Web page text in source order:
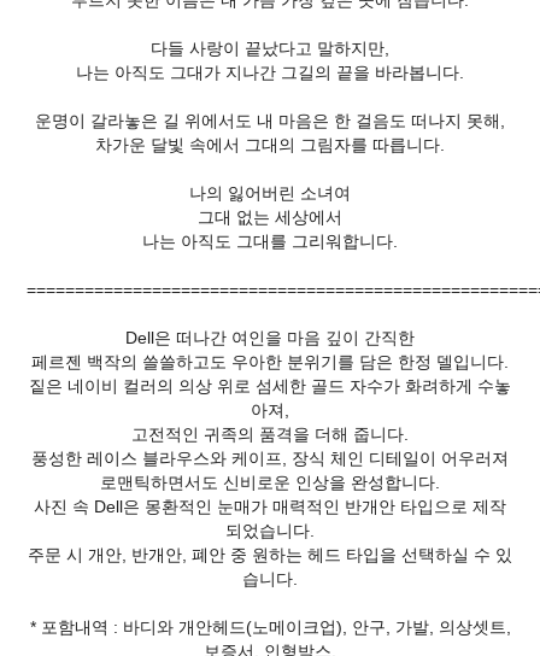
다들 사랑이 끝났다고 말하지만,
나는 아직도 그대가 지나간 그길의 끝을 바라봅니다.
운명이 갈라놓은 길 위에서도 내 마음은 한 걸음도 떠나지 못해,
차가운 달빛 속에서 그대의 그림자를 따릅니다.
나의 잃어버린 소녀여
그대 없는 세상에서
나는 아직도 그대를 그리워합니다.
Dell은 떠나간 여인을 마음 깊이 간직한
페르젠 백작의 쓸쓸하고도 우아한 분위기를 담은 한정 델입니다.
짙은 네이비 컬러의 의상 위로 섬세한 골드 자수가 화려하게 수놓
아져,
고전적인 귀족의 품격을 더해 줍니다.
풍성한 레이스 블라우스와 케이프, 장식 체인 디테일이 어우러져
로맨틱하면서도 신비로운 인상을 완성합니다.
사진 속 Dell은 몽환적인 눈매가 매력적인 반개안 타입으로 제작
되었습니다.
주문 시 개안, 반개안, 폐안 중 원하는 헤드 타입을 선택하실 수 있
습니다.
* 포함내역 : 바디와 개안헤드(노메이크업), 안구, 가발, 의상셋트,
보증서, 인형박스.